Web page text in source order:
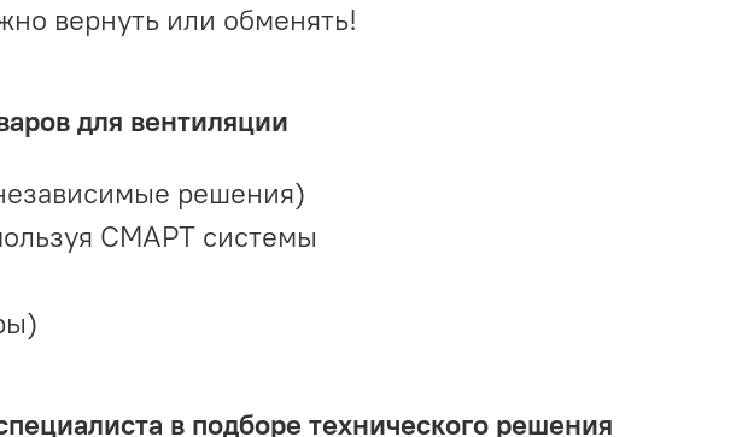
вернуть или обменять!
для вентиляции
решения)
СМАРТ системы
в подборе технического решения